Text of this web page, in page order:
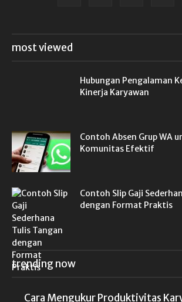
most viewed
Hubungan Pengalaman
Kinerja Karyawan
Contoh Absen Grup WA
Komunitas Efektif
Contoh Slip Gaji
dengan Format Praktis
trending now
Cara Mengukur Produktivitas